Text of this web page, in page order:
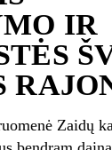
IR
Zaidų